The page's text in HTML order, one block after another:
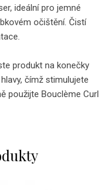
ideální pro jemné
očištění. Čistí
produkt na konečky
čímž stimulujete
použijte Bouclème Curl